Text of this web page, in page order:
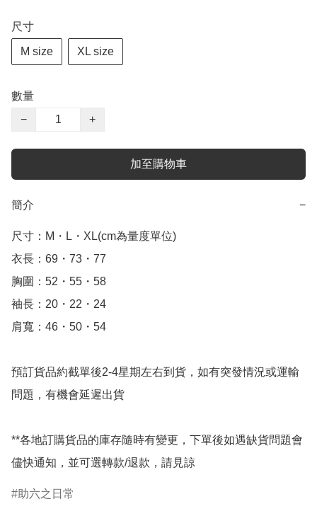
尺寸
M size XL size
數量
−
+
加至購物車
簡介 −
尺寸：M・L・XL(cm為量度單位)
衣長：69・73・77
胸圍：52・55・58
袖長：20・22・24
肩寬：46・50・54
預訂貨品約截單後2-4星期左右到貨，如有突發情況或運輸
問題，有機會延遲出貨
**各地訂購貨品的庫存隨時有變更，下單後如遇缺貨問題會
儘快通知，並可選轉款/退款，請見諒
助六之日常